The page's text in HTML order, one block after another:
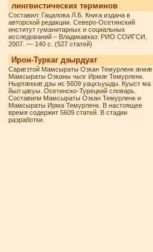
лингвистических терминов
Составил: Гацалова Л.Б. Книга издана в
авторской редакции. Северо-Осетинский
институт гуманитарных и социальных
исследований – Владикавказ: РИО СОИГСИ,
2007. — 140 с. (527 статей)
Ирон-Туркаг дзырдуат
Сарæзтой Мамсыраты Озкан Темурленк æмæ
Мамсыраты Озканы чызг Ирмæ Темурленк.
Ныртæккæ дзы ис 5609 уацхъуыды. Куыст ма
йыл цæуы. Осетинско-Турецкий словарь.
Составили Мамсыраты Озкан Темурленк и
Мамсыраты Ирма Темурленк. В настоящее
время содержит 5609 статей. В стадии
разработки.